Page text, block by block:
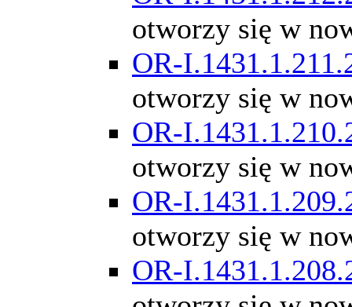
otworzy się w
OR-
otworzy się w
OR-
otworzy się w
OR-
otworzy się w
OR-